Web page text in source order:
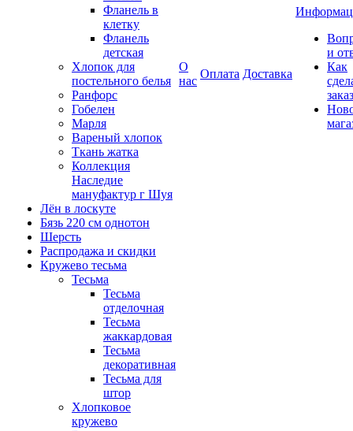
Фланель в
клетку
Фланель
детская
Хлопок для
постельного белья
Ранфорс
Гобелен
Марля
Вареный хлопок
Ткань жатка
Коллекция
Наследие
мануфактур г Шуя
Лён в лоскуте
Бязь 220 см однотон
Шерсть
Распродажа и скидки
Кружево тесьма
Тесьма
Тесьма
отделочная
Тесьма
жаккардовая
Тесьма
декоративная
Тесьма для
штор
Хлопковое
кружево
О
нас
Оплата Доставка
и
Как
заказ